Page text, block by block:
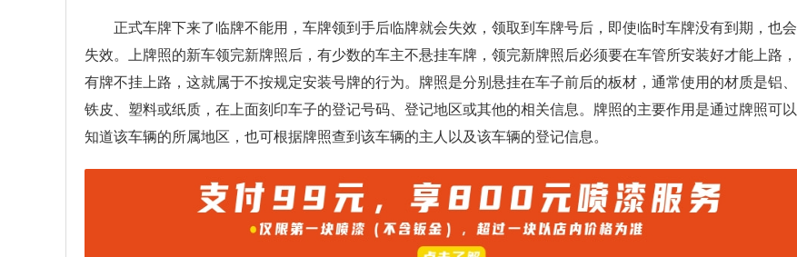
正式车牌下来了临牌不能用，车牌领到手后临牌就会失效，领取到车牌号后，即使临时车牌没有到期，也会
失效。上牌照的新车领完新牌照后，有少数的车主不悬挂车牌，领完新牌照后必须要在车管所安装好才能上路，
有牌不挂上路，这就属于不按规定安装号牌的行为。牌照是分别悬挂在车子前后的板材，通常使用的材质是铝、
铁皮、塑料或纸质，在上面刻印车子的登记号码、登记地区或其他的相关信息。牌照的主要作用是通过牌照可以
知道该车辆的所属地区，也可根据牌照查到该车辆的主人以及该车辆的登记信息。